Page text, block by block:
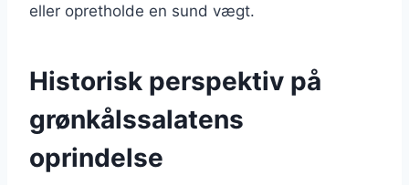
eller opretholde en sund vægt.
Historisk perspektiv på
grønkålssalatens
oprindelse